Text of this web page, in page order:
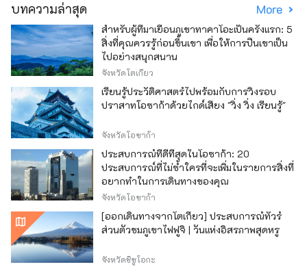
บทความล่าสุด More
สำหรับผู้ที่มาเยือนภูเขาทาคาโอะเป็นครั้งแรก: 5
สิ่งที่คุณควรรู้ก่อนขึ้นเขา เพื่อให้การปีนเขาเป็น
ไปอย่างสนุกสนาน
จังหวัดโตเกียว
เรียนรู้ประวัติศาสตร์ไปพร้อมกับการวิ่งรอบ
ปราสาทโอซาก้าด้วยไกด์เสียง "วิ่ง วิ่ง เรียนรู้"
จังหวัดโอซาก้า
ประสบการณ์ที่ดีที่สุดในโอซาก้า: 20
ประสบการณ์ที่ไม่ซ้ำใครที่จะเพิ่มในรายการสิ่งที่
อยากทำในการเดินทางของคุณ
จังหวัดโอซาก้า
[ออกเดินทางจากโตเกียว] ประสบการณ์ทัวร์
ส่วนตัวชมภูเขาไฟฟูจิ | วันแห่งอิสรภาพสุดหรู
จังหวัดชิซูโอกะ